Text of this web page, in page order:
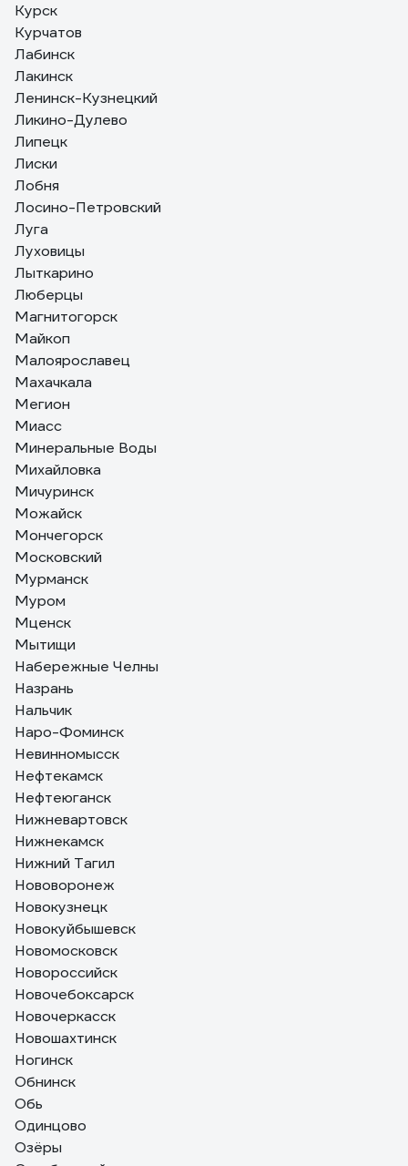
Курск
Курчатов
Лабинск
Лакинск
Ленинск-Кузнецкий
Ликино-Дулево
Липецк
Лиски
Лобня
Лосино-Петровский
Луга
Луховицы
Лыткарино
Люберцы
Магнитогорск
Майкоп
Малоярославец
Махачкала
Мегион
Миасс
Минеральные Воды
Михайловка
Мичуринск
Можайск
Мончегорск
Московский
Мурманск
Муром
Мценск
Мытищи
Набережные Челны
Назрань
Нальчик
Наро-Фоминск
Невинномысск
Нефтекамск
Нефтеюганск
Нижневартовск
Нижнекамск
Нижний Тагил
Нововоронеж
Новокузнецк
Новокуйбышевск
Новомосковск
Новороссийск
Новочебоксарск
Новочеркасск
Новошахтинск
Ногинск
Обнинск
Обь
Одинцово
Озёры